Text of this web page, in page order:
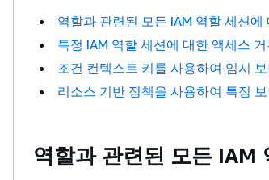
역할과 관련된 모든 IAM 역할 세션에
특정 IAM 역할 세션에 대한 액세스 거
조건 컨텍스트 키를 사용하여 임시
리소스 기반 정책을 사용하여 특정
역할과 관련된 모든 IAM